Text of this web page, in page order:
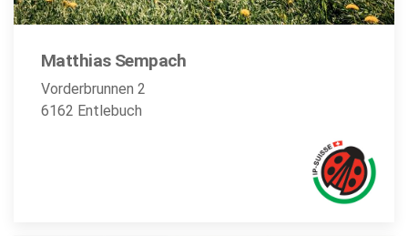
Matthias Sempach
Vorderbrunnen 2
6162 Entlebuch